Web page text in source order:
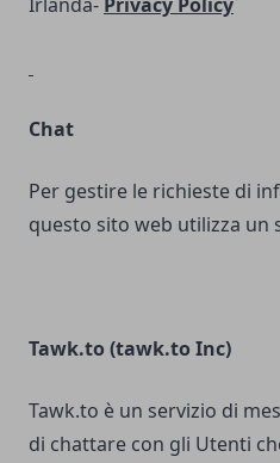
Chat
Per gestire le richieste di
questo sito web utilizza un
Tawk.to (tawk.to Inc)
Tawk.to è un servizio di
di chattare con gli Utenti